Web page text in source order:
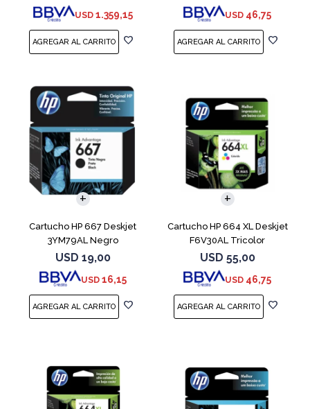
USD 1.359,15 USD 46,75
Cartucho HP 667 Deskjet
3YM79AL Negro
USD 19,00
USD 16,15
Cartucho HP 664 XL Deskjet
F6V30AL Tricolor
USD 55,00
USD 46,75